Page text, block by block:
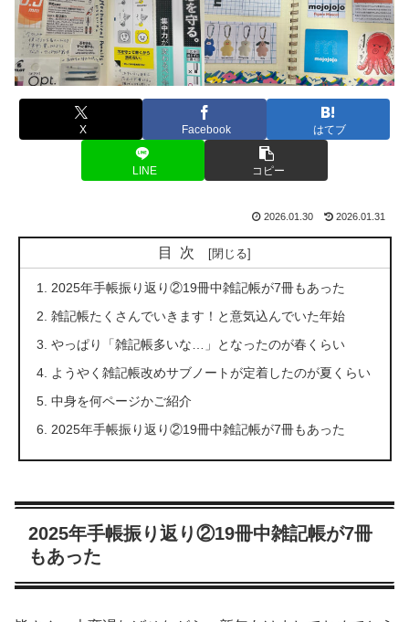
X Facebook はてブ
LINE コピー
2026.01.30 2026.01.31
目次
2025年手帳振り返り②19冊中雑記帳が7冊もあった
雑記帳たくさんでいきます！と意気込んでいた年始
やっぱり「雑記帳多いな…」となったのが春くらい
ようやく雑記帳改めサブノートが定着したのが夏くらい
中身を何ページかご紹介
2025年手帳振り返り②19冊中雑記帳が7冊もあった
2025年手帳振り返り②19冊中雑記帳が7冊
もあった